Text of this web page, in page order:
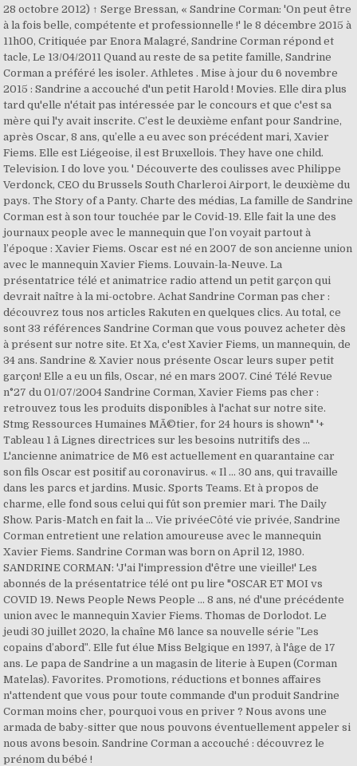
28 octobre 2012) ↑ Serge Bressan, « Sandrine Corman: 'On peut être
à la fois belle, compétente et professionnelle !' le 8 décembre 2015 à
11h00, Critiquée par Enora Malagré, Sandrine Corman répond et
tacle, Le 13/04/2011 Quand au reste de sa petite famille, Sandrine
Corman a préféré les isoler. Athletes . Mise à jour du 6 novembre
2015 : Sandrine a accouché d'un petit Harold ! Movies. Elle dira plus
tard qu'elle n'était pas intéressée par le concours et que c'est sa
mère qui l'y avait inscrite. C’est le deuxième enfant pour Sandrine,
après Oscar, 8 ans, qu’elle a eu avec son précédent mari, Xavier
Fiems. Elle est Liégeoise, il est Bruxellois. They have one child.
Television. I do love you. ' Découverte des coulisses avec Philippe
Verdonck, CEO du Brussels South Charleroi Airport, le deuxième du
pays. The Story of a Panty. Charte des médias, La famille de Sandrine
Corman est à son tour touchée par le Covid-19. Elle fait la une des
journaux people avec le mannequin que l’on voyait partout à
l’époque : Xavier Fiems. Oscar est né en 2007 de son ancienne union
avec le mannequin Xavier Fiems. Louvain-la-Neuve. La
présentatrice télé et animatrice radio attend un petit garçon qui
devrait naître à la mi-octobre. Achat Sandrine Corman pas cher :
découvrez tous nos articles Rakuten en quelques clics. Au total, ce
sont 33 références Sandrine Corman que vous pouvez acheter dès
à présent sur notre site. Et Xa, c'est Xavier Fiems, un mannequin, de
34 ans. Sandrine & Xavier nous présente Oscar leurs super petit
garçon! Elle a eu un fils, Oscar, né en mars 2007. Ciné Télé Revue
n°27 du 01/07/2004 Sandrine Corman, Xavier Fiems pas cher :
retrouvez tous les produits disponibles à l'achat sur notre site.
Stmg Ressources Humaines MÃ©tier, for 24 hours is shown" '+
Tableau 1 â Lignes directrices sur les besoins nutritifs des …
L'ancienne animatrice de M6 est actuellement en quarantaine car
son fils Oscar est positif au coronavirus. « Il ... 30 ans, qui travaille
dans les parcs et jardins. Music. Sports Teams. Et à propos de
charme, elle fond sous celui qui fût son premier mari. The Daily
Show. Paris-Match en fait la … Vie privéeCôté vie privée, Sandrine
Corman entretient une relation amoureuse avec le mannequin
Xavier Fiems. Sandrine Corman was born on April 12, 1980.
SANDRINE CORMAN: 'J'ai l'impression d'être une vieille!' Les
abonnés de la présentatrice télé ont pu lire "OSCAR ET MOI vs
COVID 19. News People News People ... 8 ans, né d'une précédente
union avec le mannequin Xavier Fiems. Thomas de Dorlodot. Le
jeudi 30 juillet 2020, la chaîne M6 lance sa nouvelle série ʺLes
copains d’abordʺ. Elle fut élue Miss Belgique en 1997, à l'âge de 17
ans. Le papa de Sandrine a un magasin de literie à Eupen (Corman
Matelas). Favorites. Promotions, réductions et bonnes affaires
n'attendent que vous pour toute commande d'un produit Sandrine
Corman moins cher, pourquoi vous en priver ? Nous avons une
armada de baby-sitter que nous pouvons éventuellement appeler si
nous avons besoin. Sandrine Corman a accouché : découvrez le
prénom du bébé !